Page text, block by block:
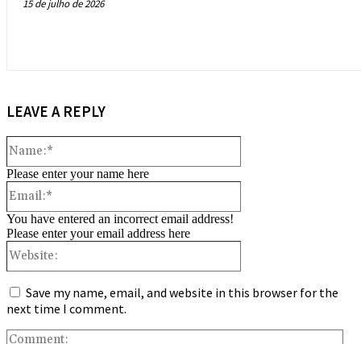
15 de julho de 2026
LEAVE A REPLY
Please enter your name here
You have entered an incorrect email address!
Please enter your email address here
Save my name, email, and website in this browser for the
next time I comment.